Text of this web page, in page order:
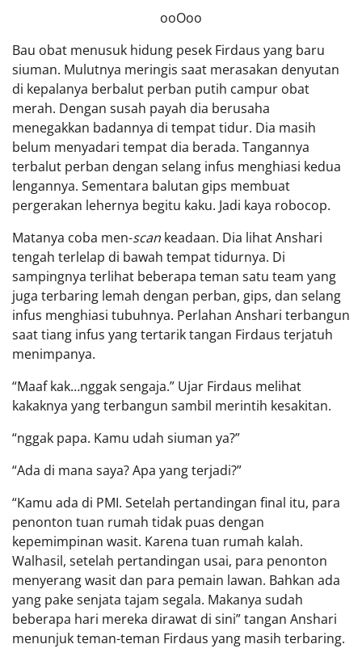
ooOoo
Bau obat menusuk hidung pesek Firdaus yang baru
siuman. Mulutnya meringis saat merasakan denyutan
di kepalanya berbalut perban putih campur obat
merah. Dengan susah payah dia berusaha
menegakkan badannya di tempat tidur. Dia masih
belum menyadari tempat dia berada. Tangannya
terbalut perban dengan selang infus menghiasi kedua
lengannya. Sementara balutan gips membuat
pergerakan lehernya begitu kaku. Jadi kaya robocop.
Matanya coba men-scan keadaan. Dia lihat Anshari
tengah terlelap di bawah tempat tidurnya. Di
sampingnya terlihat beberapa teman satu team yang
juga terbaring lemah dengan perban, gips, dan selang
infus menghiasi tubuhnya. Perlahan Anshari terbangun
saat tiang infus yang tertarik tangan Firdaus terjatuh
menimpanya.
“Maaf kak…nggak sengaja.” Ujar Firdaus melihat
kakaknya yang terbangun sambil merintih kesakitan.
“nggak papa. Kamu udah siuman ya?”
“Ada di mana saya? Apa yang terjadi?”
“Kamu ada di PMI. Setelah pertandingan final itu, para
penonton tuan rumah tidak puas dengan
kepemimpinan wasit. Karena tuan rumah kalah.
Walhasil, setelah pertandingan usai, para penonton
menyerang wasit dan para pemain lawan. Bahkan ada
yang pake senjata tajam segala. Makanya sudah
beberapa hari mereka dirawat di sini” tangan Anshari
menunjuk teman-teman Firdaus yang masih terbaring.